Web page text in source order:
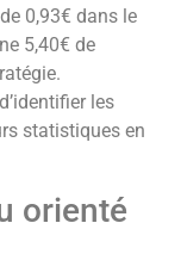
0,93€ dans le
5,40€ de
les
statistiques en
orienté